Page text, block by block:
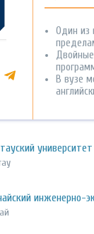
Один из
В вузе
инженерно-